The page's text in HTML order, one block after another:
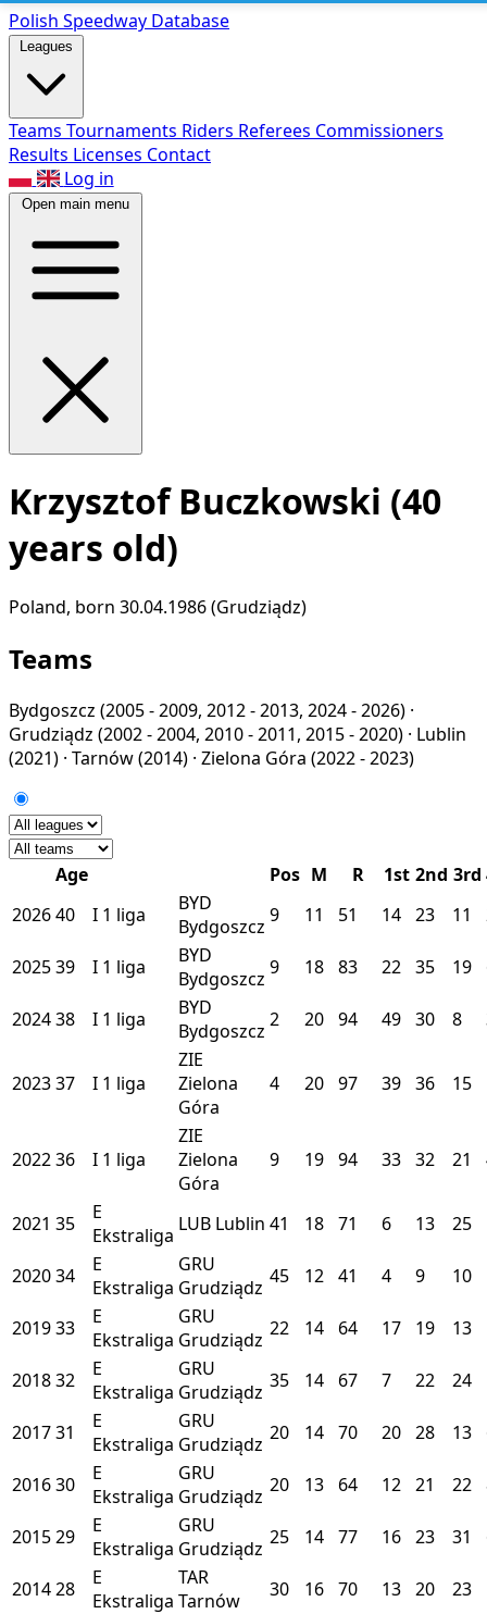
Polish Speedway Database
Leagues
Teams Tournaments Riders Referees Commissioners
Results Licenses Contact
Log in
Open main menu
Krzysztof Buczkowski (40
years old)
Poland, born 30.04.1986 (Grudziądz)
Teams
Bydgoszcz (2005 - 2009, 2012 - 2013, 2024 - 2026) ·
Grudziądz (2002 - 2004, 2010 - 2011, 2015 - 2020) · Lublin
(2021) · Tarnów(2014) · Zielona Góra (2022 - 2023)
Age Pos M R 1st 2nd 3rd
202640 I 1 liga
BYD
Bydgoszcz 9 11 51 14 23 11
202539 I 1 liga
BYD
Bydgoszcz 9 18 83 22 35 19
202438 I 1 liga
BYD
Bydgoszcz 2 20 94 49 30 8
202337 I 1 liga
ZIE
Zielona
Góra
4 20 97 39 36 15
202236 I 1 liga
ZIE
Zielona
Góra
9 19 94 33 32 21
2021 35
E
Ekstraliga LUB Lublin 41 18 71 6 13 25
202034
E
Ekstraliga
GRU
Grudziądz 45 12 41 4 9 10
201933
E
Ekstraliga
GRU
Grudziądz 22 14 64 17 19 13
201832
E
Ekstraliga
GRU
Grudziądz 35 14 67 7 22 24
201731
E
Ekstraliga
GRU
Grudziądz 20 14 70 20 28 13
201630
E
Ekstraliga
GRU
Grudziądz 20 13 64 12 21 22
201529
E
Ekstraliga
GRU
Grudziądz 25 14 77 16 23 31
201428
E
Ekstraliga
TAR
Tarnów
30 16 70 13 20 23